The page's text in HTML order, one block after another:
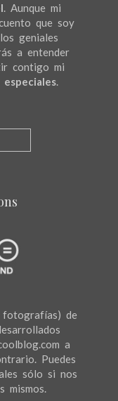
. Aunque mi
que soy
geniales
a entender
contigo mi
.
de
a
Puedes
sólo si nos
mismos.